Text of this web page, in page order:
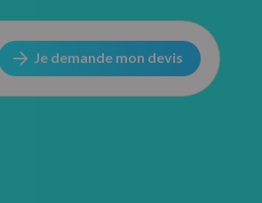
Je demande mon devis